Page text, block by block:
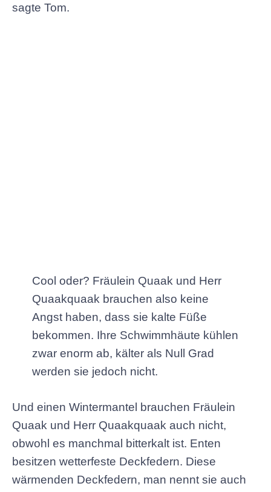
sagte Tom.
Cool oder? Fräulein Quaak und Herr
Quaakquaak brauchen also keine
Angst haben, dass sie kalte Füße
bekommen. Ihre Schwimmhäute kühlen
zwar enorm ab, kälter als Null Grad
werden sie jedoch nicht.
Und einen Wintermantel brauchen Fräulein
Quaak und Herr Quaakquaak auch nicht,
obwohl es manchmal bitterkalt ist. Enten
besitzen wetterfeste Deckfedern. Diese
wärmenden Deckfedern, man nennt sie auch